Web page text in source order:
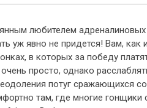
любителем
уж явно не придется! Вам, как
в которых за победу
просто, однако
потуг сражающихся
там, где многие гонщики